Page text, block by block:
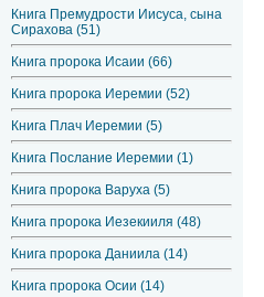
Книга Премудрости Иисуса, сына
Сирахова (51)
Книга пророка Исаии (66)
Книга пророка Иеремии (52)
Книга Плач Иеремии (5)
Книга Послание Иеремии (1)
Книга пророка Варуха (5)
Книга пророка Иезекииля (48)
Книга пророка Даниила (14)
Книга пророка Осии (14)